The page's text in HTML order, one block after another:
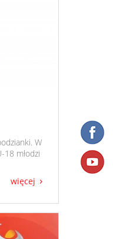
W
młodzi
więcej